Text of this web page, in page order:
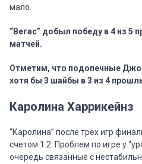
мало.
“Вегас” добыл победу в 4 из
матчей.
Отметим, что подопечные
хотя бы 3 шайбы в 3 из 4
Каролина Харрикейнз
“Каролина” после трех игр
счетом 1:2. Проблем по игре у
очередь связанные с